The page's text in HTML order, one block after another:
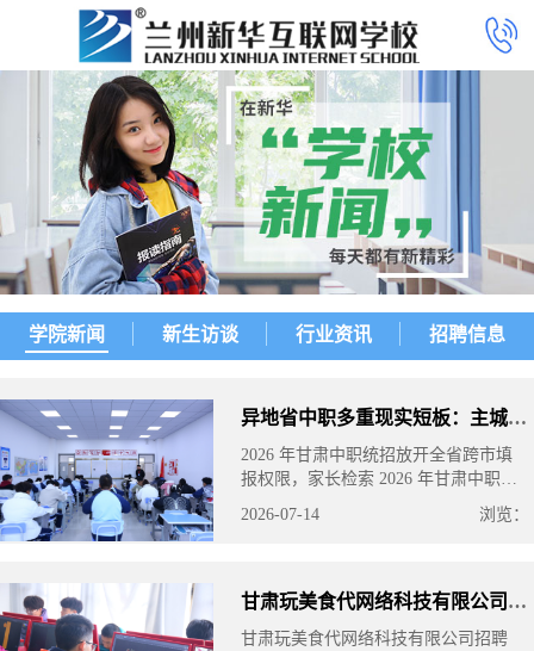
学院新闻 新生访谈 行业资讯 招聘信息
异地省中职多重现实短板：主城、新区本
2026 年甘肃中职统招放开全省跨市填
报权限，家长检索 2026 年甘肃中职招
生计划能看到大量县域外地职教院校，
但异地就读存在多重生活、教学短板，
2026-07-14 浏览：
甘肃玩美食代网络科技有限公司招聘
甘肃玩美食代网络科技有限公司招聘